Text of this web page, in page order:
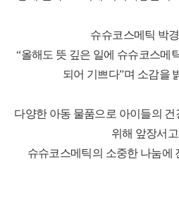
슈슈코스메틱 박
“올해도 뜻 깊은 일에 슈슈코스메
되어 기쁘다”며 소감을
다양한 아동 물품으로 아이들의
위해 앞장서
슈슈코스메틱의 소중한 나눔에